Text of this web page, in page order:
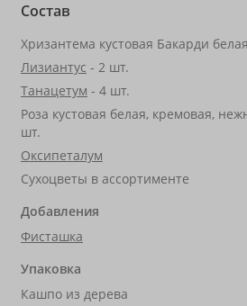
Состав
Хризантема кустовая Бакарди
Лизиантус - 2 шт.
Танацетум - 4 шт.
Роза кустовая белая, кремовая,
шт.
Оксипеталум
Сухоцветы в ассортименте
Добавления
Фисташка
Упаковка
Кашпо из дерева